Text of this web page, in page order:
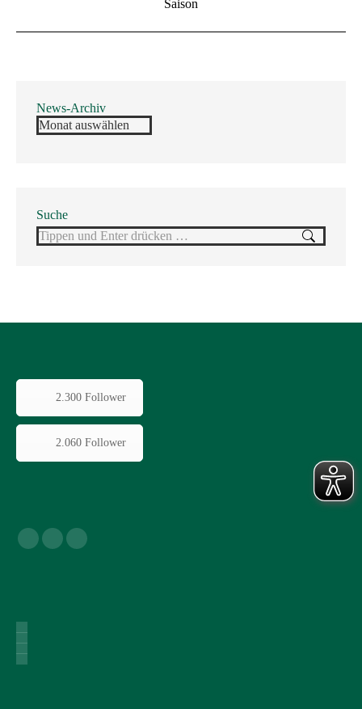
Beitrag:
Saison
News-Archiv
News-
Archiv
Suche
Search:
2.300 Follower
2.060 Follower